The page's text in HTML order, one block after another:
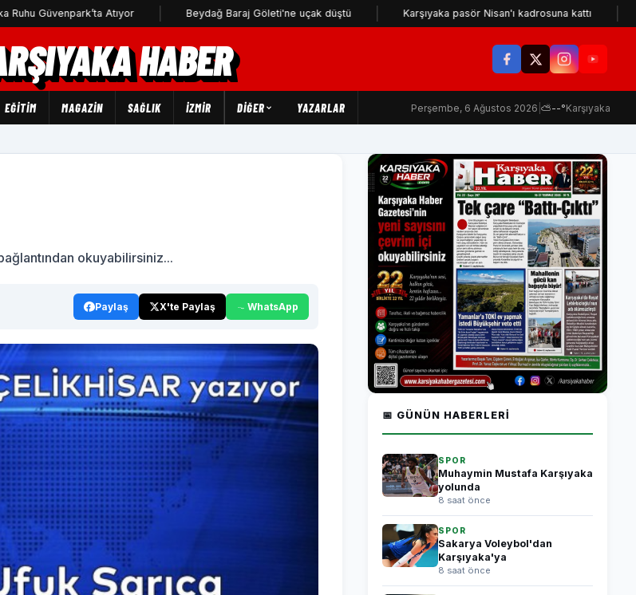
Güvenpark’ta Atıyor Beydağ Baraj Göleti'ne uçak düştü Karşıyaka pasör Nisan'ı kadrosuna kattı
HABER
EĞİTİM MAGAZİN SAĞLIK İZMİR DIĞER YAZARLAR Perşembe, 6 Ağustos 2026 ⛅--°Karşıyaka
okuyabilirsiniz...
Paylaş X'te Paylaş WhatsApp
📅 GÜNÜN HABERLERI
SPOR
Muhaymin Mustafa Karşıyaka
yolunda
8 saat önce
SPOR
Sakarya Voleybol'dan
Karşıyaka'ya
8 saat önce